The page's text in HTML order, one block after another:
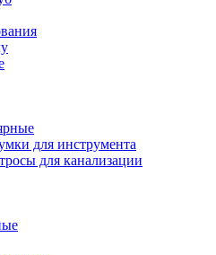
для инструмента
для канализации